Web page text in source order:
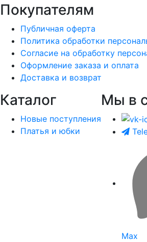
Покупателям
Публичная оферта
Политика обработки
Согласие на обработку
Оформление заказа и оплата
Доставка и возврат
Каталог
Новые поступления
Платья и юбки
Мы в
Max